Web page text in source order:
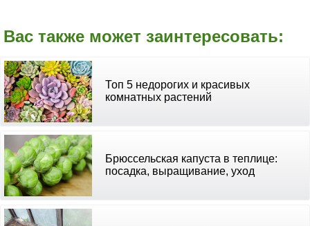
Вас также может заинтересовать:
Топ 5 недорогих и красивых
комнатных растений
Брюссельская капуста в теплице:
посадка, выращивание, уход